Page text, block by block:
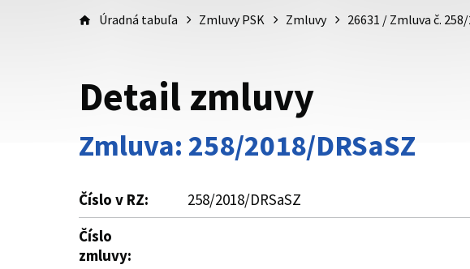
Úradná tabuľa Zmluvy PSK Zmluvy 26631 / Zmluva č.
Detail zmluvy
Zmluva: 258/2018/DRSaSZ
Číslo v RZ:
258/2018/DRSaSZ
Číslo
zmluvy: